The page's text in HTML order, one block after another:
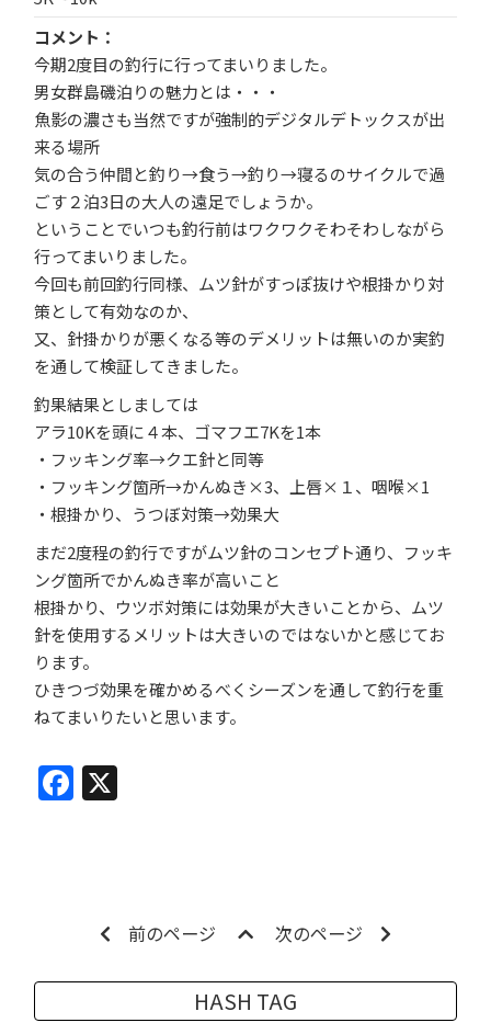
コメント
今期2度目の釣行に行ってまいりました。
男女群島磯泊りの魅力とは・・・
魚影の濃さも当然ですが強制的デジタルデトックスが出
来る場所
気の合う仲間と釣り→食う→釣り→寝るのサイクルで過
ごす２泊3日の大人の遠足でしょうか。
ということでいつも釣行前はワクワクそわそわしながら
行ってまいりました。
今回も前回釣行同様、ムツ針がすっぽ抜けや根掛かり対
策として有効なのか、
又、針掛かりが悪くなる等のデメリットは無いのか実釣
を通して検証してきました。
釣果結果としましては
アラ10Kを頭に４本、ゴマフエ7Kを1本
・フッキング率→クエ針と同等
・フッキング箇所→かんぬき×3、上唇×１、咽喉×1
・根掛かり、うつぼ対策→効果大
まだ2度程の釣行ですがムツ針のコンセプト通り、フッキ
ング箇所でかんぬき率が高いこと
根掛かり、ウツボ対策には効果が大きいことから、ムツ
針を使用するメリットは大きいのではないかと感じてお
ります。
ひきつづ効果を確かめるべくシーズンを通して釣行を重
ねてまいりたいと思います。
Facebook
前のページ 次のページ
HASH TAG